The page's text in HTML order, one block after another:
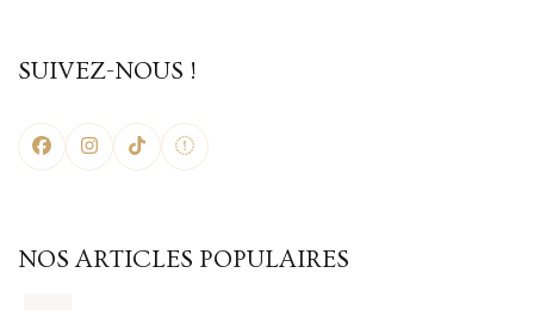
SUIVEZ-NOUS !
NOS ARTICLES POPULAIRES